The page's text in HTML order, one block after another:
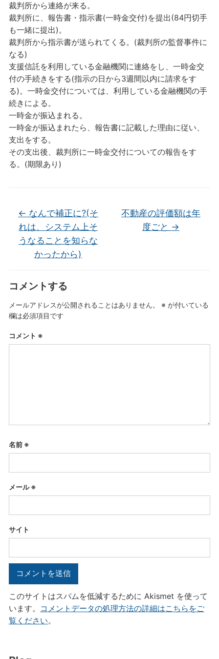
裁判所から連絡が来る。
裁判所に、報告書・指示書(一時金交付)を提出(84円切手
も一緒に提出)。
裁判所から指示書が送られてくる。(裁判所の監督事件に
なる)
支援信託を利用している金融機関に連絡をし、一時金交
付の手続きをする(指示の日から3週間以内に請求をす
る)。一時金交付については、利用している金融機関の手
続きによる。
一時金が振込まれる。
一時金が振込まれたら、報告書に記載した理由に従い、
支出をする。
その支出後、裁判所に一時金交付についての報告をす
る。(期限あり)
← なんで補正に?(そ
れは、システム上そ
うなることを知らな
かったから)
不動産の評価額は年
度ごと →
コメントする
メールアドレスが公開されることはありません。 ※ が付いている
欄は必須項目です
コメント ※
名前 ※
メール※
サイト
このサイトはスパムを低減するために Akismet を使って
います。
コメントデータの処理方法の詳細はこちらをご
覧ください。